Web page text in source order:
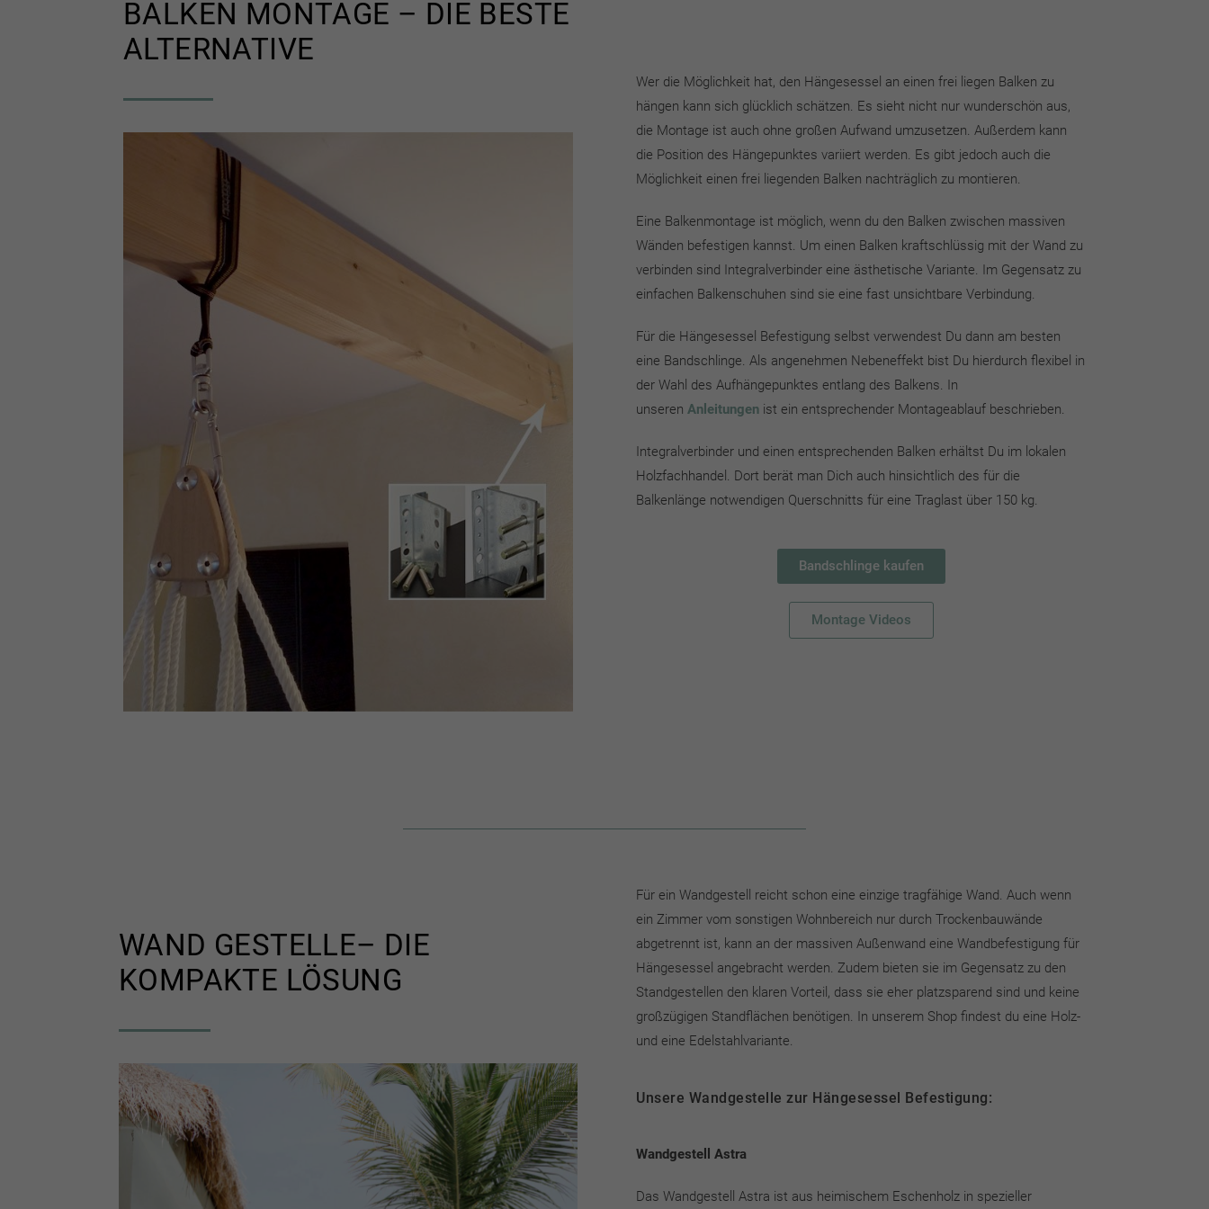
BALKEN MONTAGE – DIE BESTE
ALTERNATIVE
Wer die Möglichkeit hat, den Hängesessel an einen frei liegen Balken zu
hängen kann sich glücklich schätzen. Es sieht nicht nur wunderschön aus,
die Montage ist auch ohne großen Aufwand umzusetzen. Außerdem kann
die Position des Hängepunktes variiert werden. Es gibt jedoch auch die
Möglichkeit einen frei liegenden Balken nachträglich zu montieren.
Eine Balkenmontage ist möglich, wenn du den Balken zwischen massiven
Wänden befestigen kannst. Um einen Balken kraftschlüssig mit der Wand zu
verbinden sind Integralverbinder eine ästhetische Variante. Im Gegensatz zu
einfachen Balkenschuhen sind sie eine fast unsichtbare Verbindung.
Für die Hängesessel Befestigung selbst verwendest Du dann am besten
eine Bandschlinge. Als angenehmen Nebeneffekt bist Du hierdurch flexibel in
der Wahl des Aufhängepunktes entlang des Balkens. In
unseren Anleitungen ist ein entsprechender Montageablauf beschrieben.
Integralverbinder und einen entsprechenden Balken erhältst Du im lokalen
Holzfachhandel. Dort berät man Dich auch hinsichtlich des für die
Balkenlänge notwendigen Querschnitts für eine Traglast über 150 kg.
Bandschlinge kaufen
Montage Videos
WAND GESTELLE– DIE
KOMPAKTE LÖSUNG
Für ein Wandgestell reicht schon eine einzige tragfähige Wand. Auch wenn
ein Zimmer vom sonstigen Wohnbereich nur durch Trockenbauwände
abgetrennt ist, kann an der massiven Außenwand eine Wandbefestigung für
Hängesessel angebracht werden. Zudem bieten sie im Gegensatz zu den
Standgestellen den klaren Vorteil, dass sie eher platzsparend sind und keine
großzügigen Standflächen benötigen. In unserem Shop findest du eine Holz-
und eine Edelstahlvariante.
Unsere Wandgestelle zur Hängesessel Befestigung:
Wandgestell Astra
Das Wandgestell Astra ist aus heimischem Eschenholz in spezieller